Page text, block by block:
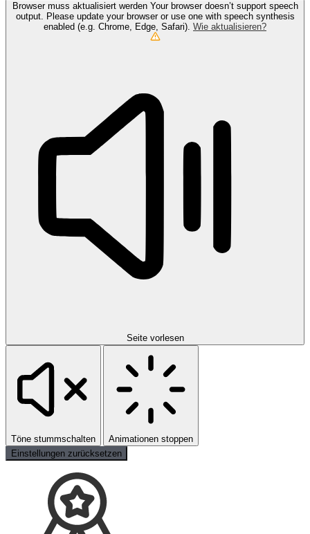
Browser muss aktualisiert werden Your browser doesn’t support speech
output. Please update your browser or use one with speech synthesis
enabled (e.g. Chrome, Edge, Safari). Wie aktualisieren?
Seite vorlesen
Töne stummschalten
Animationen stoppen
Einstellungen zurücksetzen